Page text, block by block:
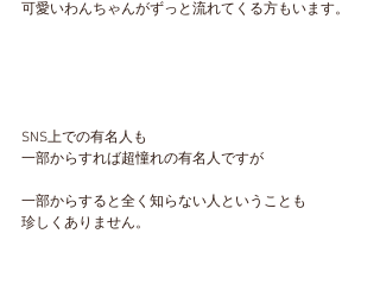
可愛いわんちゃんがずっと流れてくる方もいます。
SNS上での有名人も
一部からすれば超憧れの有名人ですが
一部からすると全く知らない人ということも
珍しくありません。